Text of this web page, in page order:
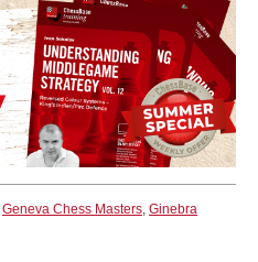
Geneva Chess Masters, Ginebra